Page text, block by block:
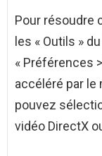
Pour résoudre
les « Outils »
« Préférences
accéléré par le
pouvez
vidéo DirectX